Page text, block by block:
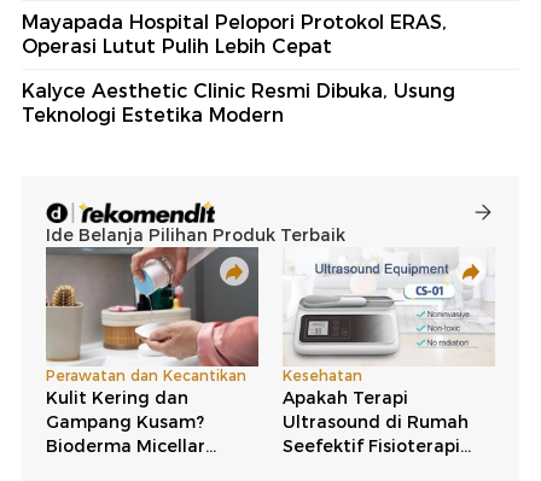
Mayapada Hospital Pelopori Protokol ERAS,
Operasi Lutut Pulih Lebih Cepat
Kalyce Aesthetic Clinic Resmi Dibuka, Usung
Teknologi Estetika Modern